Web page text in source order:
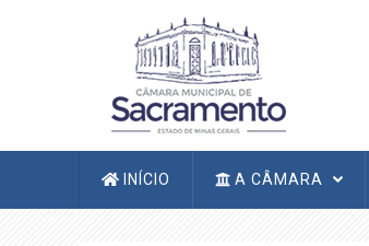
Navegação
principal
INÍCIO A CÂMARA